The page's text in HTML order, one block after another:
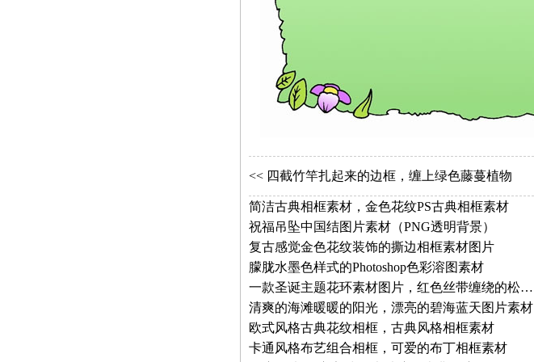
<< 四截竹竿扎起来的边框，缠上绿色藤蔓植物
简洁古典相框素材，金色花纹PS古典相框素材
祝福吊坠中国结图片素材（PNG透明背景）
复古感觉金色花纹装饰的撕边相框素材图片
朦胧水墨色样式的Photoshop色彩溶图素材
一款圣诞主题花环素材图片，红色丝带缠绕的松枝花环图片
清爽的海滩暖暖的阳光，漂亮的碧海蓝天图片素材
欧式风格古典花纹相框，古典风格相框素材
卡通风格布艺组合相框，可爱的布丁相框素材